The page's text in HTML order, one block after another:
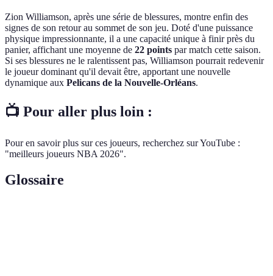
Zion Williamson, après une série de blessures, montre enfin des
signes de son retour au sommet de son jeu. Doté d'une puissance
physique impressionnante, il a une capacité unique à finir près du
panier, affichant une moyenne de 22 points par match cette saison.
Si ses blessures ne le ralentissent pas, Williamson pourrait redevenir
le joueur dominant qu'il devait être, apportant une nouvelle
dynamique aux Pelicans de la Nouvelle-Orléans.
📺 Pour aller plus loin :
Pour en savoir plus sur ces joueurs, recherchez sur YouTube :
"meilleurs joueurs NBA 2026".
Glossaire